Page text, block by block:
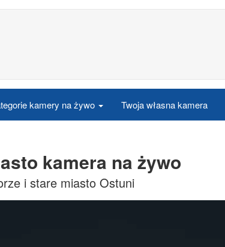
kamery na żywo Twoja własna kamera
kamera na żywo
i stare miasto Ostuni